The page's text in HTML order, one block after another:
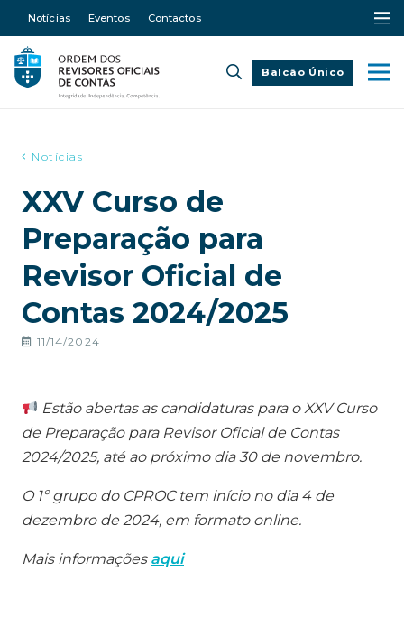
Notícias Eventos Contactos
Balcão Único
Notícias
XXV Curso de
Preparação para
Revisor Oficial de
Contas 2024/2025
11/14/2024
Estão abertas as candidaturas para o XXV Curso
de Preparação para Revisor Oficial de Contas
2024/2025, até ao próximo dia 30 de novembro.
O 1º grupo do CPROC tem início no dia 4 de
dezembro de 2024, em formato online.
Mais informações aqui